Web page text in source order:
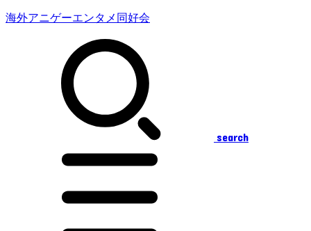
海外アニゲーエンタメ同好会
search